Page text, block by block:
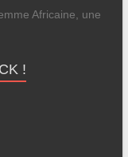
Africaine, une
!